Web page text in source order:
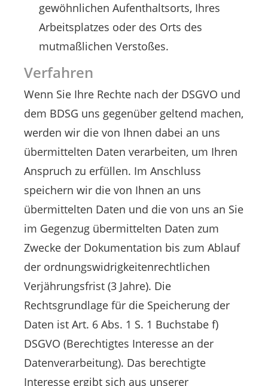
gewöhnlichen Aufenthaltsorts, Ihres
Arbeitsplatzes oder des Orts des
mutmaßlichen Verstoßes.
Verfahren
Wenn Sie Ihre Rechte nach der DSGVO und
dem BDSG uns gegenüber geltend machen,
werden wir die von Ihnen dabei an uns
übermittelten Daten verarbeiten, um Ihren
Anspruch zu erfüllen. Im Anschluss
speichern wir die von Ihnen an uns
übermittelten Daten und die von uns an Sie
im Gegenzug übermittelten Daten zum
Zwecke der Dokumentation bis zum Ablauf
der ordnungswidrigkeitenrechtlichen
Verjährungsfrist (3 Jahre). Die
Rechtsgrundlage für die Speicherung der
Daten ist Art. 6 Abs. 1 S. 1 Buchstabe f)
DSGVO (Berechtigtes Interesse an der
Datenverarbeitung). Das berechtigte
Interesse ergibt sich aus unserer